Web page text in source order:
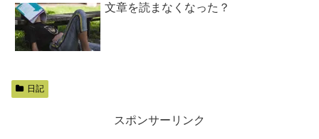
文章を読まなくなった？
日記
スポンサーリンク